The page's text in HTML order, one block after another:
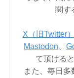
関す
X（旧Twitter）
Mastodon
て頂ける
また、毎日